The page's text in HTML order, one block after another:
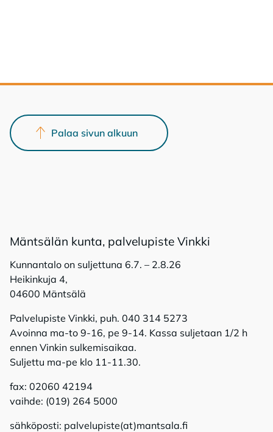
Mänt­sä­län kun­ta, pal­ve­lu­pis­te Vink­ki
Kunnantalo on suljettuna 6.7. – 2.8.26
Heikinkuja 4,
04600 Mäntsälä
Palvelupiste Vinkki, puh. 040 314 5273
Avoinna ma-to 9-16, pe 9-14. Kassa suljetaan 1/2 h
ennen Vinkin sulkemisaikaa.
Suljettu ma-pe klo 11-11.30.
fax: 02060 42194
vaihde: (019) 264 5000
sähköposti: palvelupiste(at)mantsala.fi
Palaa sivun alkuun